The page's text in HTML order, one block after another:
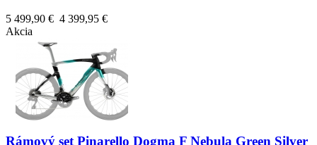
5 499,90 € 4 399,95 €
Akcia
Rámový set Pinarello Dogma F Nebula Green Silver